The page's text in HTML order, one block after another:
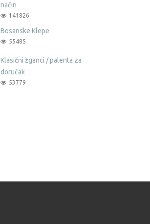
način
141826
Bosanske Klepe
55485
Klasični žganci / palenta za
doručak
53779